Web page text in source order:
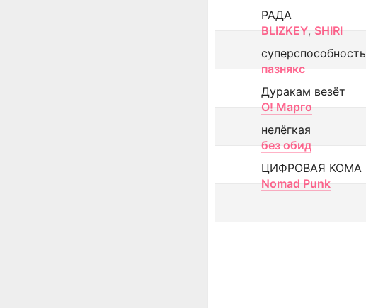
РАДА
BLIZKEY, SHIRI
суперспособность
пазнякс
Дуракам везёт
О! Марго
нелёгкая
без обид
ЦИФРОВАЯ КОМА
Nomad Punk